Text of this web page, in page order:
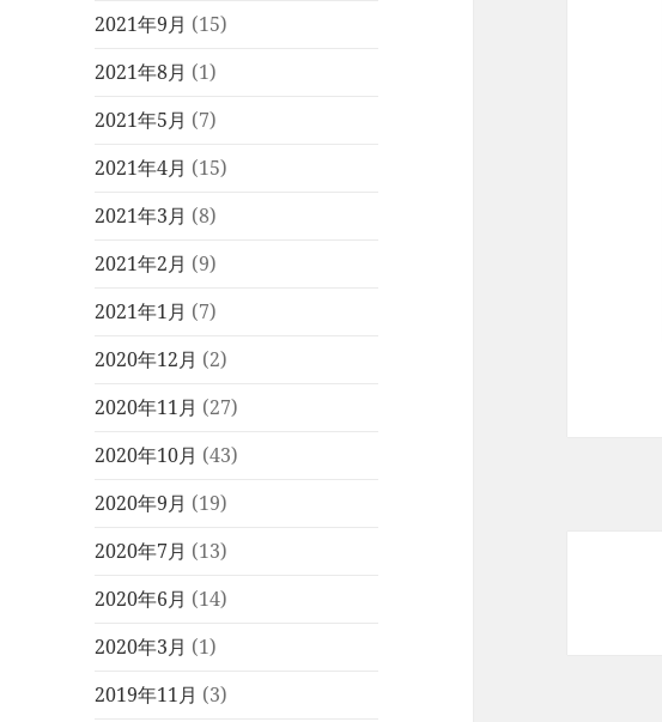
2021年9月 (15)
2021年8月 (1)
2021年5月 (7)
2021年4月 (15)
2021年3月 (8)
2021年2月 (9)
2021年1月 (7)
2020年12月 (2)
2020年11月 (27)
2020年10月 (43)
2020年9月 (19)
2020年7月 (13)
2020年6月 (14)
2020年3月 (1)
2019年11月 (3)